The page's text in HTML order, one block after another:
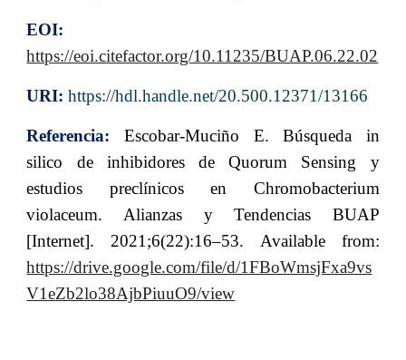
EOI:
https://eoi.citefactor.org/10.11235/BUAP.06.22.02
URI: https://hdl.handle.net/20.500.12371/13166
Referencia: Escobar-Muciño E. Búsqueda in
silico de inhibidores de Quorum Sensing y
estudios preclínicos en Chromobacterium
violaceum. Alianzas y Tendencias BUAP
[Internet]. 2021;6(22):16–53. Available from:
https://drive.google.com/file/d/1FBoWmsjFxa9vs
V1eZb2lo38AjbPiuuO9/view